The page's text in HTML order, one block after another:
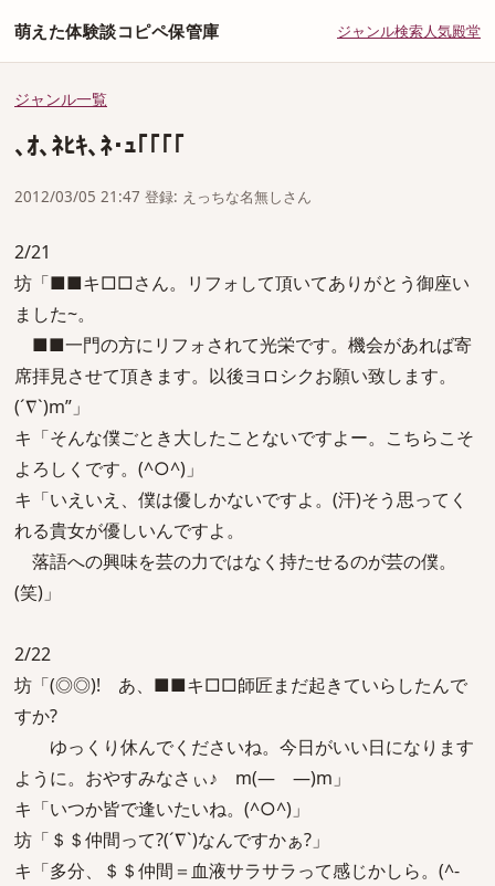
萌えた体験談コピペ保管庫 ジャンル検索人気殿堂
ジャンル一覧
､ｵ､ﾈﾋｷ､ﾈ･ｭ｢｢｢｢
2012/03/05 21:47 登録: えっちな名無しさん
2/21
坊「■■キ□□さん。リフォして頂いてありがとう御座い
ました~。
■■一門の方にリフォされて光栄です。機会があれば寄
席拝見させて頂きます。以後ヨロシクお願い致します。
(´∇`)m”」
キ「そんな僕ごとき大したことないですよー。こちらこそ
よろしくです。(^○^)」
キ「いえいえ、僕は優しかないですよ。(汗)そう思ってく
れる貴女が優しいんですよ。
落語への興味を芸の力ではなく持たせるのが芸の僕。
(笑)」
2/22
坊「(◎◎)! あ、■■キ□□師匠まだ起きていらしたんで
すか?
ゆっくり休んでくださいね。今日がいい日になります
ように。おやすみなさぃ♪ m(― ―)m」
キ「いつか皆で逢いたいね。(^○^)」
坊「＄＄仲間って?(´∇`)なんですかぁ?」
キ「多分、＄＄仲間＝血液サラサラって感じかしら。(^-